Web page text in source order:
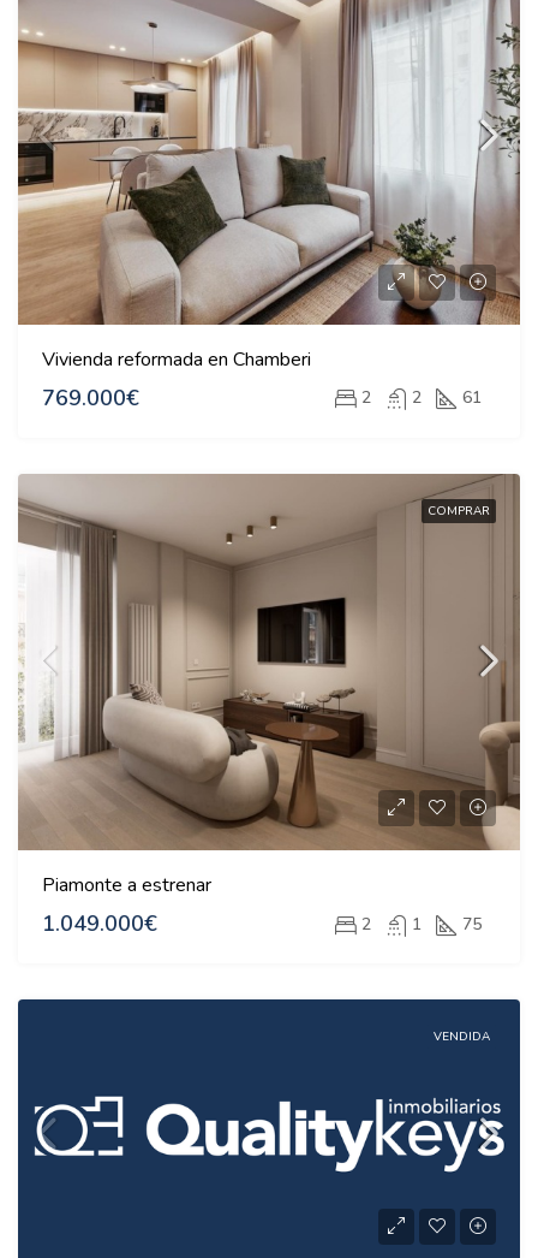
Vivienda reformada en Chamberi
769.000€ 2 2 61
COMPRAR
Piamonte a estrenar
1.049.000€ 2 1 75
VENDIDA